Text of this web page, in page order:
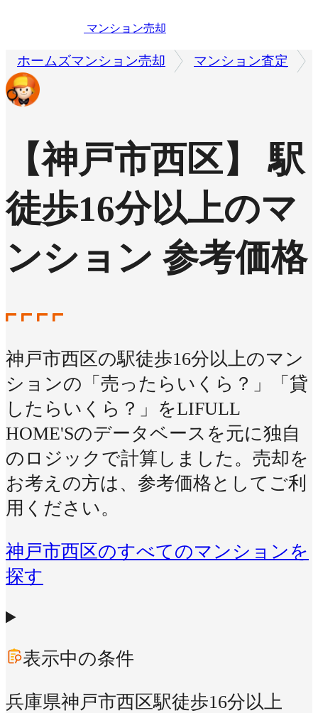
マンション売却
ホームズマンション売却 マンション査定
【神戸市西区】 駅
徒歩16分以上のマ
ンション 参考価格
神戸市西区の駅徒歩16分以上のマン
ションの「売ったらいくら？」「貸
したらいくら？」をLIFULL
HOME'Sのデータベースを元に独自
のロジックで計算しました。売却を
お考えの方は、参考価格としてご利
用ください。
神戸市西区のすべてのマンションを
探す
表示中の条件
兵庫県神戸市西区駅徒歩16分以上